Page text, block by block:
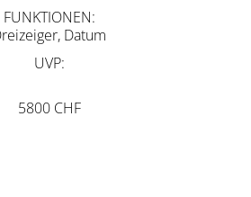
FUNKTIONEN
Datum
UVP
5800 CHF